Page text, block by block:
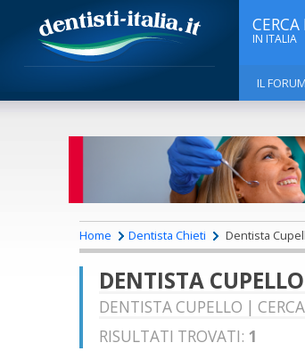
IN ITALIA
IL
Home Dentista Chieti Dentista
DENTISTA CUPELLO
DENTISTA CUPELLO |
RISULTATI TROVATI: 1